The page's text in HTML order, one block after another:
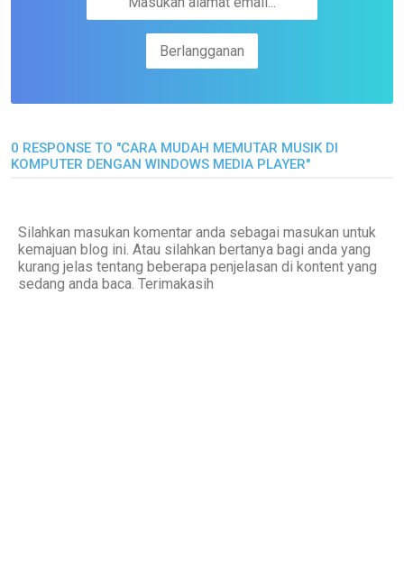
0 RESPONSE TO "CARA MUDAH MEMUTAR MUSIK DI
KOMPUTER DENGAN WINDOWS MEDIA PLAYER"
Silahkan masukan komentar anda sebagai masukan untuk
kemajuan blog ini. Atau silahkan bertanya bagi anda yang
kurang jelas tentang beberapa penjelasan di kontent yang
sedang anda baca. Terimakasih